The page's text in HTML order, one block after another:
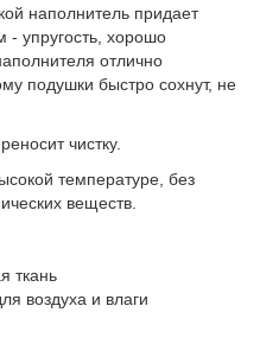
наполнитель придает
- упругость, хорошо
отлично
подушки быстро сохнут, не
чистку.
температуре, без
веществ.
ткань
воздуха и влаги